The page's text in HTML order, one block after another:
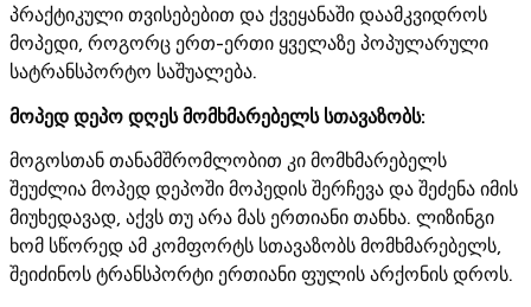
პრაქტიკული თვისებებით და ქვეყანაში დაამკვიდროს
მოპედი, როგორც ერთ-ერთი ყველაზე პოპულარული
სატრანსპორტო საშუალება.
მოპედ დეპო დღეს მომხმარებელს სთავაზობს:
მოგოსთან თანამშრომლობით კი მომხმარებელს
შეუძლია მოპედ დეპოში მოპედის შერჩევა და შეძენა იმის
მიუხედავად, აქვს თუ არა მას ერთიანი თანხა. ლიზინგი
ხომ სწორედ ამ კომფორტს სთავაზობს მომხმარებელს,
შეიძინოს ტრანსპორტი ერთიანი ფულის არქონის დროს.